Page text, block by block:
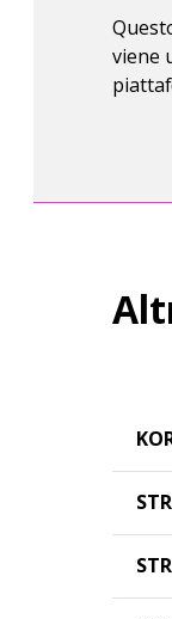
viene